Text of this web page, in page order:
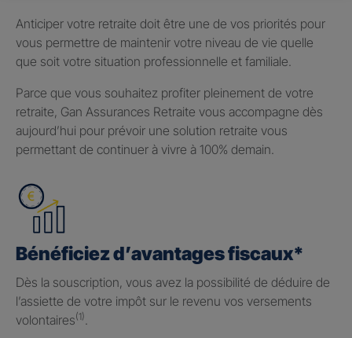
Anticiper votre retraite doit être une de vos priorités pour
vous permettre de maintenir votre niveau de vie quelle
que soit votre situation professionnelle et familiale.
Parce que vous souhaitez profiter pleinement de votre
retraite, Gan Assurances Retraite vous accompagne dès
aujourd’hui pour prévoir une solution retraite vous
permettant de continuer à vivre à 100% demain.
Bénéficiez d’avantages fiscaux*
Dès la souscription, vous avez la possibilité de déduire de
l’assiette de votre impôt sur le revenu vos versements
volontaires(1).